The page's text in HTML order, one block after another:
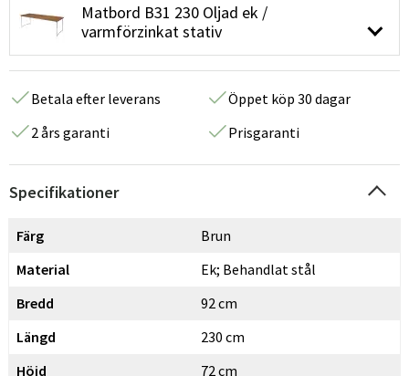
Matbord B31 230 Oljad ek /
varmförzinkat stativ
Betala efter leverans
Öppet köp 30 dagar
2 års garanti
Prisgaranti
Specifikationer
Färg
Brun
Material
Ek; Behandlat stål
Bredd
92 cm
Längd
230 cm
Höjd
72 cm